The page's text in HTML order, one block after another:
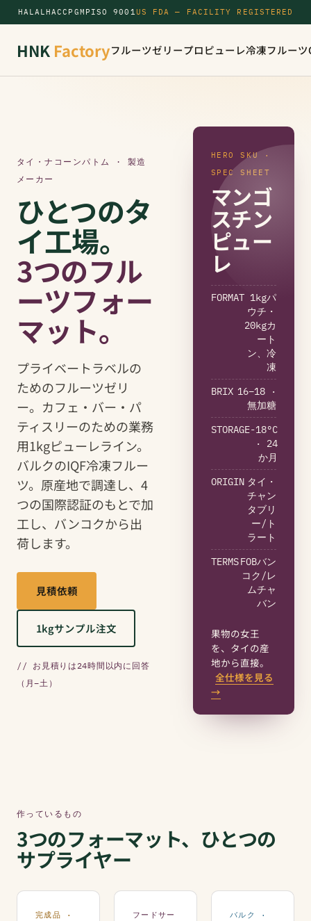
HALALHACCP GMP ISO 9001US FDA — FACILITY REGISTERED
HNK Factoryフルーツゼリープロピューレ冷凍フルーツ
タイ・ナコーンパトム · 製造
メーカー
ひとつのタ
イ工場。
3つのフル
ーツフォー
マット。
プライベートラベルの
ためのフルーツゼリ
ー。カフェ・バー・パ
ティスリーのための業務
用1kgピューレライン。
バルクのIQF冷凍フルー
ツ。原産地で調達し、4
つの国際認証のもとで加
工し、バンコクから出
荷します。
見積依頼
1kgサンプル注文
// お見積りは24時間以内に回答
（月–土）
HERO SKU ·
SPEC SHEET
マンゴ
スチン
ピュー
レ
FORMAT 1kgパ
ウチ・
20kgカ
ート
ン、冷
凍
BRIX 16–18 ·
無加糖
STORAGE-18°C
· 24
か月
ORIGIN タイ・
チャン
タブリ
ー/ト
ラート
TERMSFOBバン
コク/レ
ムチャ
バン
果物の女王
を、タイの産
地から直接。
全仕様を見る
→
作っているもの
3つのフォーマット、ひとつの
サプライヤー
完成品 ·
フードサー
バルク ·